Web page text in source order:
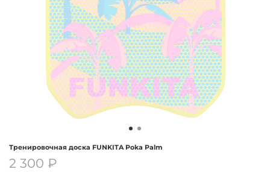
Тренировочная доска FUNKITA Poka Palm
2 300 ₽